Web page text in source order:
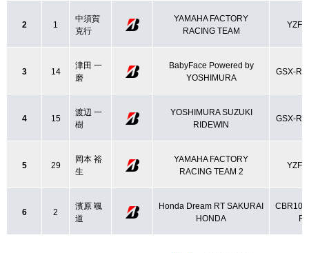
2 1
中須賀
克行
YAMAHA FACTORY
RACING TEAM
YZF-
3 14
津田 一
磨
BabyFace Powered by
YOSHIMURA
GSX-
4 15
渡辺 一
樹
YOSHIMURA SUZUKI
RIDEWIN
GSX-
5 29
岡本 裕
生
YAMAHA FACTORY
RACING TEAM 2
YZF-
6 2
濱原 颯
道
Honda Dream RT SAKURAI
HONDA
R